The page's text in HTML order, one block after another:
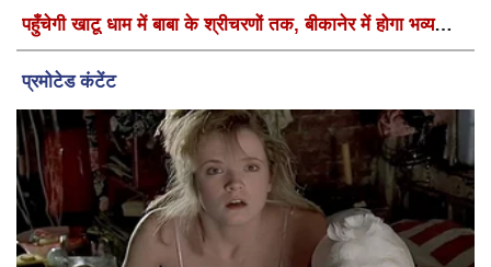
पहुँचेगी खाटू धाम में बाबा के श्रीचरणों तक, बीकानेर में होगा भव्य